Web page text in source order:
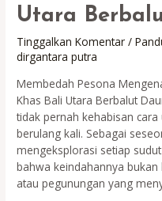
Utara
Tinggalkan Komentar /
dirgantara putra
Membedah Pesona
Khas Bali Utara Berbalut
tidak pernah kehabisan
berulang kali. Sebagai
mengeksplorasi setiap
bahwa keindahannya
atau pegunungan yang